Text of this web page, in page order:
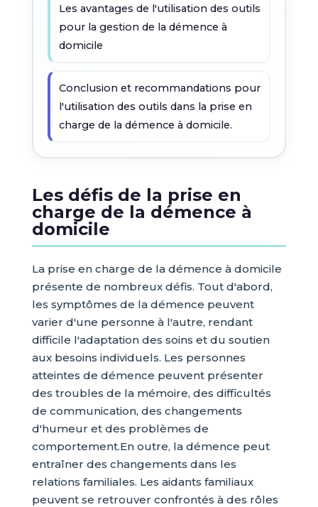
Les avantages de l'utilisation des outils
pour la gestion de la démence à
domicile
Conclusion et recommandations pour
l'utilisation des outils dans la prise en
charge de la démence à domicile.
Les défis de la prise en
charge de la démence à
domicile
La prise en charge de la démence à domicile
présente de nombreux défis. Tout d'abord,
les symptômes de la démence peuvent
varier d'une personne à l'autre, rendant
difficile l'adaptation des soins et du soutien
aux besoins individuels. Les personnes
atteintes de démence peuvent présenter
des troubles de la mémoire, des difficultés
de communication, des changements
d'humeur et des problèmes de
comportement.En outre, la démence peut
entraîner des changements dans les
relations familiales. Les aidants familiaux
peuvent se retrouver confrontés à des rôles